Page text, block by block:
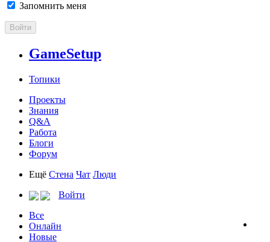
Запомнить меня
Войти
GameSetup
Топики
Проекты
Знания
Q&A
Работа
Блоги
Форум
Ещё Стена Чат Люди
Войти
Все
Онлайн
Новые